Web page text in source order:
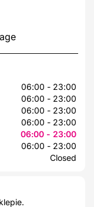
06:00 - 23:00
06:00 - 23:00
06:00 - 23:00
06:00 - 23:00
06:00 - 23:00
06:00 - 23:00
Closed